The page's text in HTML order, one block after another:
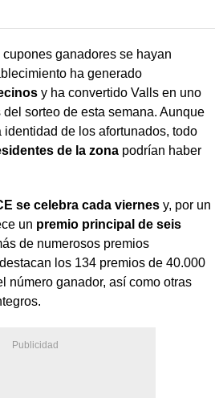
ganadores se hayan
ha generado
y ha convertido Valls en uno
sorteo de esta semana. Aunque
de los afortunados, todo
de la zona podrían haber
se celebra cada viernes y, por un
un premio principal de seis
de numerosos premios
los 134 premios de 40.000
número ganador, así como otras